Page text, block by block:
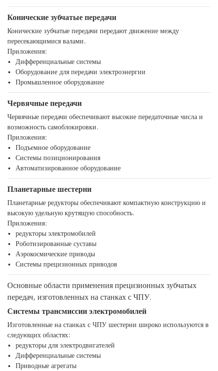
Конические зубчатые передачи
Конические зубчатые передачи передают движение между
пересекающимися валами.
Приложения:
Дифференциальные системы
Оборудование для передачи электроэнергии
Промышленное оборудование
Червячные передачи
Червячные передачи обеспечивают высокие передаточные числа и
возможность самоблокировки.
Приложения:
Подъемное оборудование
Системы позиционирования
Автоматизированное оборудование
Планетарные шестерни
Планетарные редукторы обеспечивают компактную конструкцию и
высокую удельную крутящую способность.
Приложения:
редукторы электромобилей
Роботизированные суставы
Аэрокосмические приводы
Системы прецизионных приводов
Основные области применения прецизионных зубчатых
передач, изготовленных на станках с ЧПУ.
Системы трансмиссии электромобилей
Изготовленные на станках с ЧПУ шестерни широко используются в
следующих областях:
редукторы для электродвигателей
Дифференциальные системы
Приводные агрегаты